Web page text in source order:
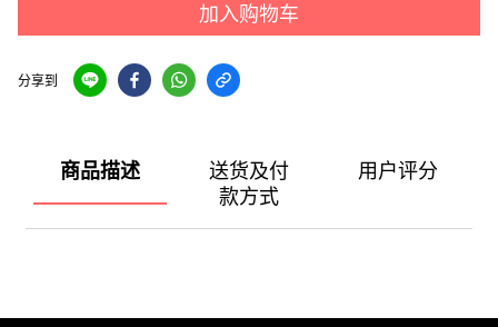
加入购物车
分享到
商品描述
送货及付
款方式
用户评分